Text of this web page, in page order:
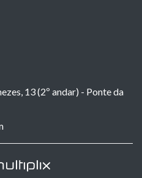
13 (2º andar) - Ponte da